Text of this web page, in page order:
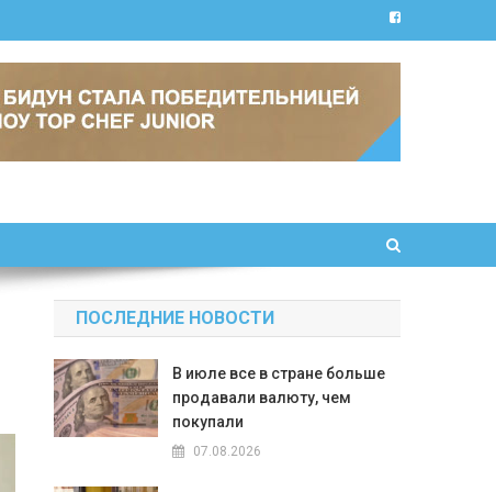
ПОСЛЕДНИЕ НОВОСТИ
В июле все в стране больше
продавали валюту, чем
покупали
07.08.2026